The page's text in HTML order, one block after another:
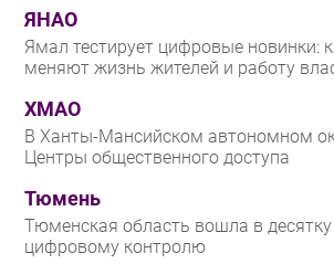
ЯНАО
Ямал тестирует цифровые новинки:
меняют жизнь жителей и работу
ХМАО
В Ханты-Мансийском автономном
Центры общественного доступа
Тюмень
Тюменская область вошла в
цифровому контролю